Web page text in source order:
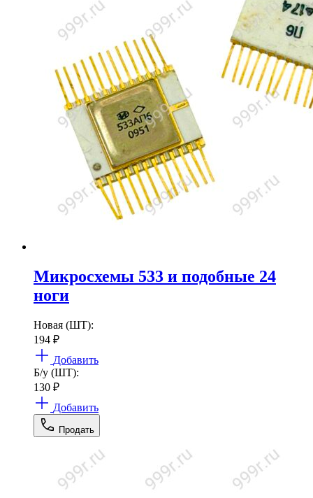
Микросхемы 533 и подобные 24
ноги
Новая (ШТ):
194 ₽
Добавить
Б/у (ШТ):
130 ₽
Добавить
Продать